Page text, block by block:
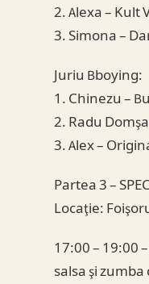
2. Alexa – Kult
3. Simona –
Juriu Bboying:
1. Chinezu –
2. Radu
3. Alex –
Partea 3 –
Locaţie:
17:00 – 19:00
salsa şi